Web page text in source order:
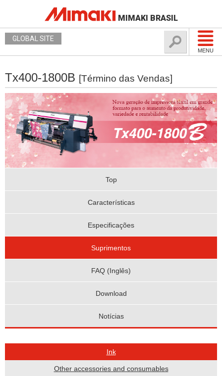
MIMAKI BRASIL
MENU
GLOBAL SITE
Tx400-1800B [Término das Vendas]
Top
Características
Especificações
Suprimentos
FAQ (Inglês)
Download
Notícias
Ink
Other accessories and consumables